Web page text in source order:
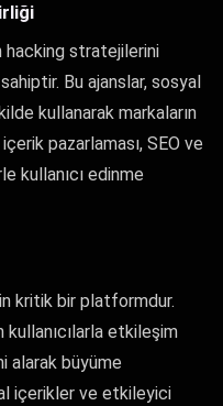
hacking stratejilerini
Bu ajanslar, sosyal
kullanarak markaların
pazarlaması, SEO ve
kullanıcı edinme
kritik bir platformdur.
kullanıcılarla etkileşim
alarak büyüme
içerikler ve etkileyici